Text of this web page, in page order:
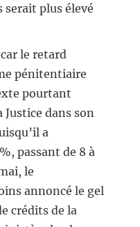
serait plus élevé
le retard
pénitentiaire
pourtant
Justice dans son
a
passant de 8 à
le
annoncé le gel
crédits de la